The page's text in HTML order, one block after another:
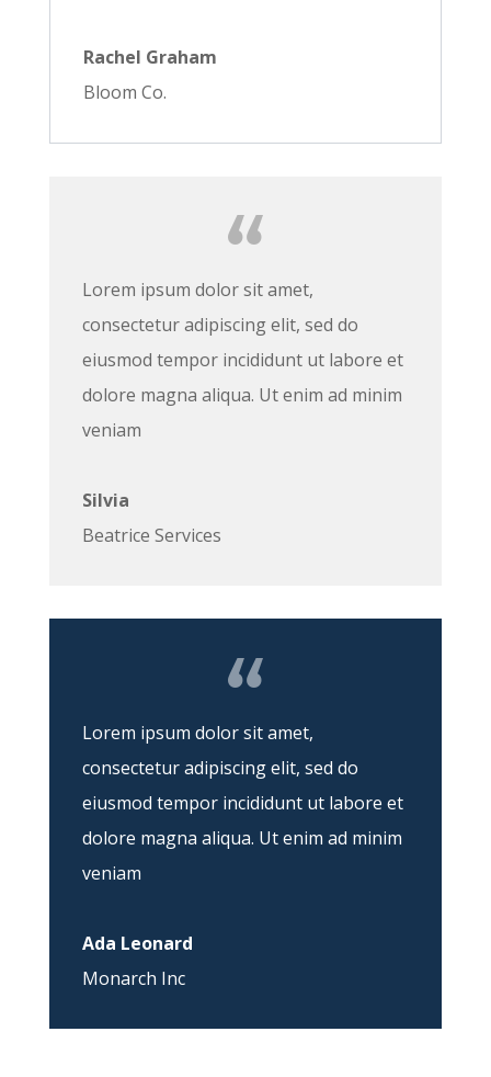
Rachel Graham
Bloom Co.
Lorem ipsum dolor sit amet,
consectetur adipiscing elit, sed do
eiusmod tempor incididunt ut labore et
dolore magna aliqua. Ut enim ad minim
veniam
Silvia
Beatrice Services
Lorem ipsum dolor sit amet,
consectetur adipiscing elit, sed do
eiusmod tempor incididunt ut labore et
dolore magna aliqua. Ut enim ad minim
veniam
Ada Leonard
Monarch Inc